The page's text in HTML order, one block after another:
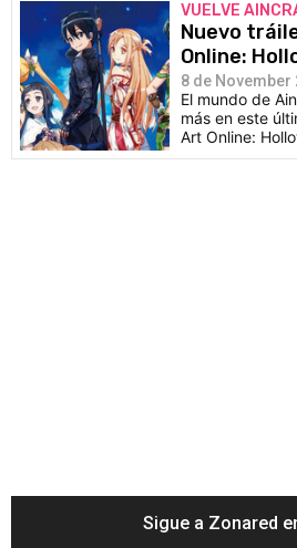
VUELVE
Nuevo
Online:
8 de November
El mundo de
más en este
Art Online:
Sigue a Zonared